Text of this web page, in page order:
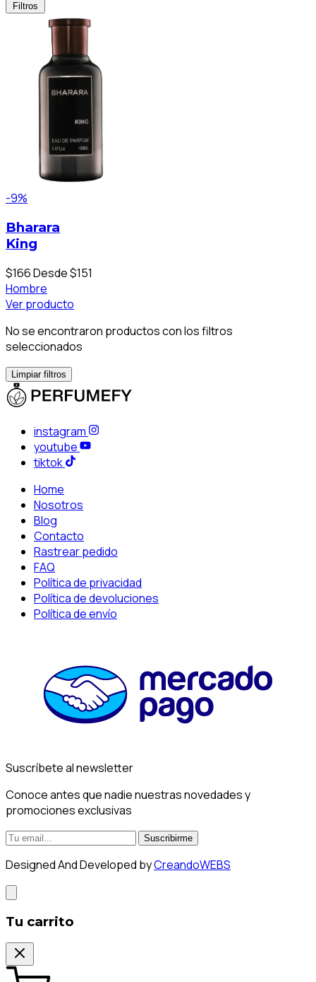
Filtros
-9%
Bharara
King
$166Desde $151
Hombre
Ver producto
No se encontraron productos con los filtros
seleccionados
Limpiar filtros
instagram
youtube
tiktok
Home
Nosotros
Blog
Contacto
Rastrear pedido
FAQ
Política de privacidad
Política de devoluciones
Política de envío
Suscríbete al newsletter
Conoce antes que nadie nuestras novedades y
promociones exclusivas
Suscribirme
Designed And Developed byCreandoWEBS
Tu carrito